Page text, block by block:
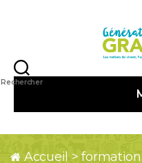
Rechercher
Accueil >